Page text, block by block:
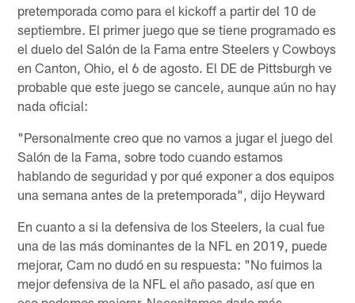
pretemporada como para el kickoff a partir del 10 de
septiembre. El primer juego que se tiene programado es
el duelo del Salón de la Fama entre Steelers y Cowboys
en Canton, Ohio, el 6 de agosto. El DE de Pittsburgh ve
probable que este juego se cancele, aunque aún no hay
nada oficial:
"Personalmente creo que no vamos a jugar el juego del
Salón de la Fama, sobre todo cuando estamos
hablando de seguridad y por qué exponer a dos equipos
una semana antes de la pretemporada", dijo Heyward
En cuanto a si la defensiva de los Steelers, la cual fue
una de las más dominantes de la NFL en 2019, puede
mejorar, Cam no dudó en su respuesta: "No fuimos la
mejor defensiva de la NFL el año pasado, así que en